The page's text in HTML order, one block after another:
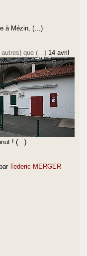
à Mézin, (…)
autres) que (…) 14 avril
! (…)
parTederic MERGER